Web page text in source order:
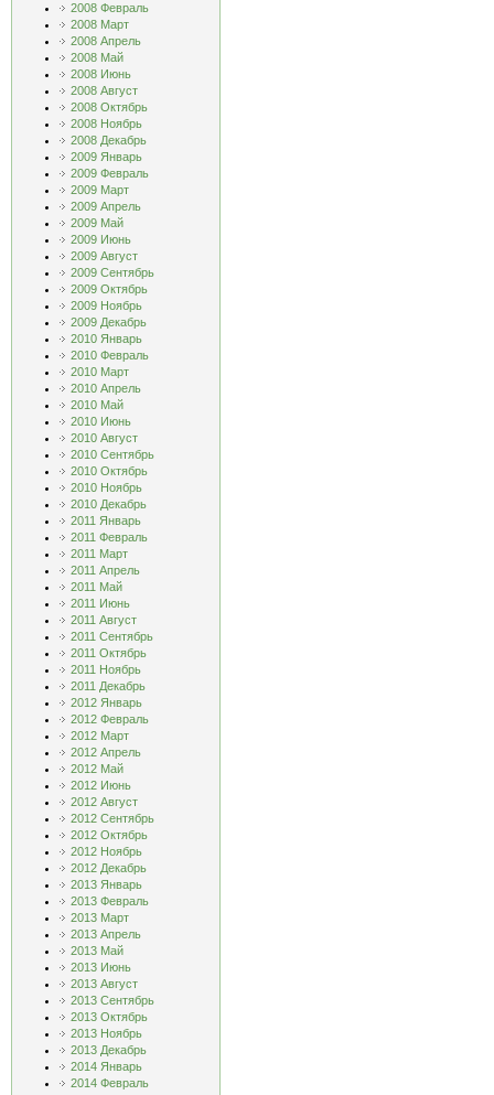
2008 Февраль
2008 Март
2008 Апрель
2008 Май
2008 Июнь
2008 Август
2008 Октябрь
2008 Ноябрь
2008 Декабрь
2009 Январь
2009 Февраль
2009 Март
2009 Апрель
2009 Май
2009 Июнь
2009 Август
2009 Сентябрь
2009 Октябрь
2009 Ноябрь
2009 Декабрь
2010 Январь
2010 Февраль
2010 Март
2010 Апрель
2010 Май
2010 Июнь
2010 Август
2010 Сентябрь
2010 Октябрь
2010 Ноябрь
2010 Декабрь
2011 Январь
2011 Февраль
2011 Март
2011 Апрель
2011 Май
2011 Июнь
2011 Август
2011 Сентябрь
2011 Октябрь
2011 Ноябрь
2011 Декабрь
2012 Январь
2012 Февраль
2012 Март
2012 Апрель
2012 Май
2012 Июнь
2012 Август
2012 Сентябрь
2012 Октябрь
2012 Ноябрь
2012 Декабрь
2013 Январь
2013 Февраль
2013 Март
2013 Апрель
2013 Май
2013 Июнь
2013 Август
2013 Сентябрь
2013 Октябрь
2013 Ноябрь
2013 Декабрь
2014 Январь
2014 Февраль